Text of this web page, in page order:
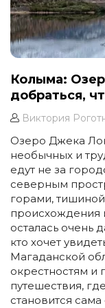
Колыма:
добраться,
Виктория
Озеро Джека
необычных и
едут не за
северным
горами,
происхождения
осталась очень
кто хочет
Магаданской
окрестностям и
путешествия,
становится